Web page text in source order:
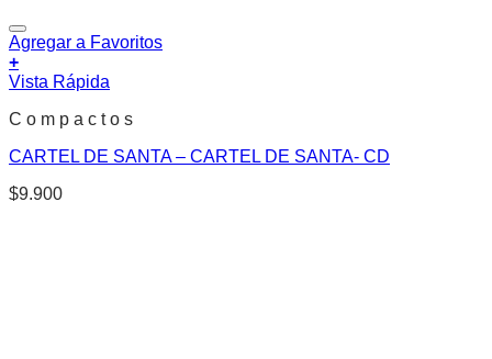
Agregar a Favoritos
+
Vista Rápida
C o m p a c t o s
CARTEL DE SANTA – CARTEL DE SANTA- CD
$9.900